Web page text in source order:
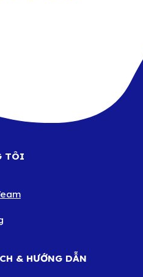
TÔI
& HƯỚNG DẪN